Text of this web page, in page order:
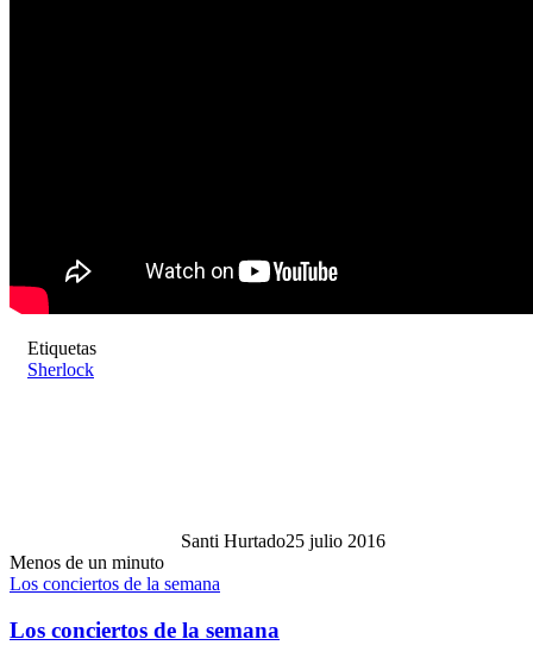
Etiquetas
Sherlock
Santi Hurtado25 julio 2016
Menos de un minuto
Los conciertos de la semana
Los conciertos de la semana